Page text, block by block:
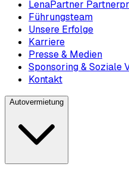
LenaPartner
Führungsteam
Unsere Erfolge
Karriere
Presse & Medien
Sponsoring & Soziale
Kontakt
Autovermietung